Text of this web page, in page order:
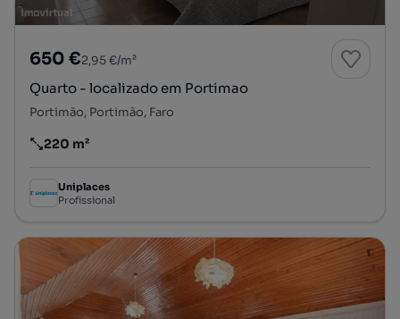
650 €2,95 €/m²
Quarto - localizado em Portimao
Portimão, Portimão, Faro
Preço por metro quadrado
220 m²
Uniplaces
Profissional